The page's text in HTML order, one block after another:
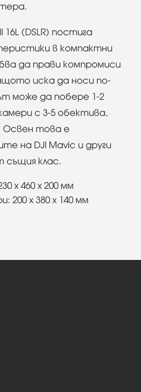
16L (DSLR) постига
в компактни
да прави компромиси
иска да носи по-
може да побере 1-2
камери с 3-5 обектива,
Освен това е
на DJI Mavic и други
същия клас.
x 460 x 200 мм
200 x 380 x 140 мм